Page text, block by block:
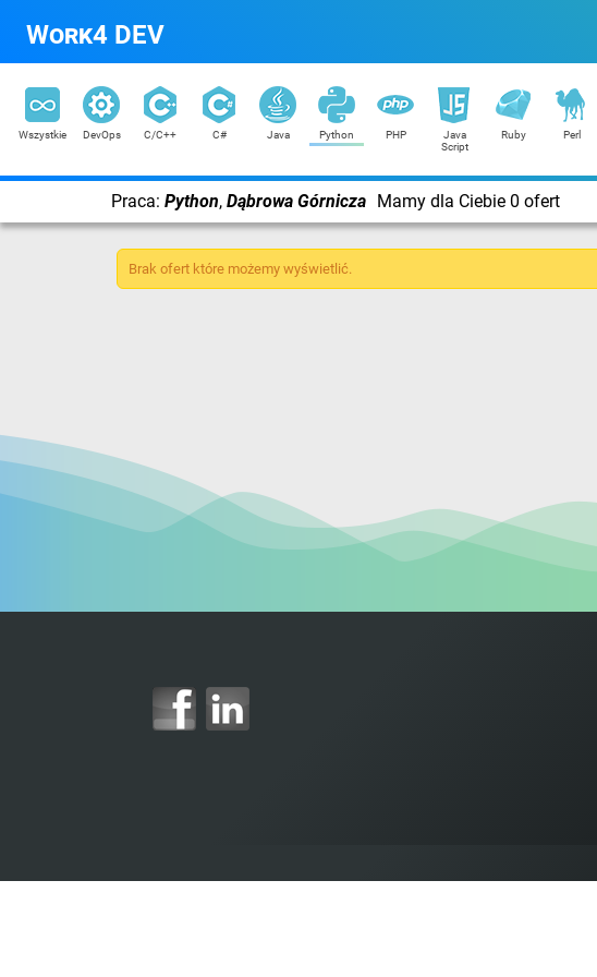
Work4 DEV
Wszystkie DevOps C/C++ C# Java Python PHP
Java
Script
Ruby Perl
Praca: Python, Dąbrowa Górnicza Mamy dla Ciebie 0 ofert
Brak ofert które możemy wyświetlić.